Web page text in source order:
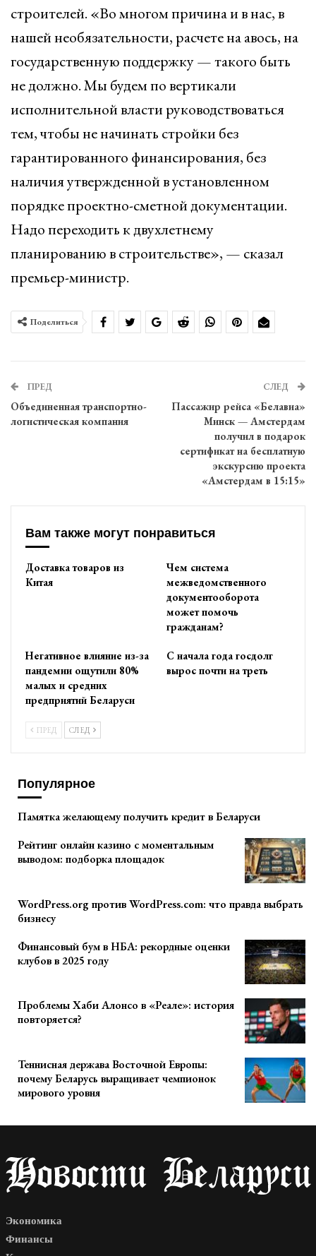
строителей. «Во многом причина и в нас, в
нашей необязательности, расчете на авось, на
государственную поддержку — такого быть
не должно. Мы будем по вертикали
исполнительной власти руководствоваться
тем, чтобы не начинать стройки без
гарантированного финансирования, без
наличия утвержденной в установленном
порядке проектно-сметной документации.
Надо переходить к двухлетнему
планированию в строительстве», — сказал
премьер-министр.
Поделиться
ПРЕД
Объединенная транспортно-
логистическая компания
СЛЕД
Пассажир рейса «Белавиа»
Минск — Амстердам
получил в подарок
сертификат на бесплатную
экскурсию проекта
«Амстердам в 15:15»
Вам также могут понравиться
Доставка товаров из
Китая
Чем система
межведомственного
документооборота
может помочь
гражданам?
Негативное влияние из-за
пандемии ощутили 80%
малых и средних
предприятий Беларуси
С начала года госдолг
вырос почти на треть
ПРЕД СЛЕД
Популярное
Памятка желающему получить кредит в Беларуси
Рейтинг онлайн казино с моментальным
выводом: подборка площадок
WordPress.org против WordPress.com: что правда выбрать
бизнесу
Финансовый бум в НБА: рекордные оценки
клубов в 2025 году
Проблемы Хаби Алонсо в «Реале»: история
повторяется?
Теннисная держава Восточной Европы:
почему Беларусь выращивает чемпионок
мирового уровня
Экономика
Финансы